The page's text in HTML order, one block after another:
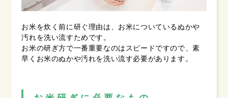
お米を炊く前に研ぐ理由は、お米についているぬかや
汚れを洗い流すためです。
お米の研ぎ方で一番重要なのはスピードですので、素
早くお米のぬかや汚れを洗い流す必要があります。